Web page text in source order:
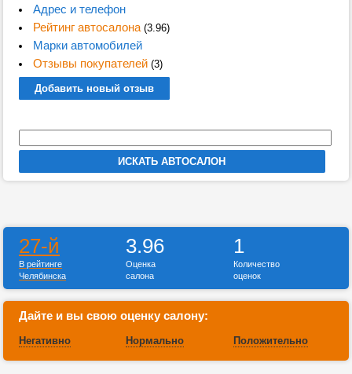
Адрес и телефон
Рейтинг автосалона(3.96)
Марки автомобилей
Отзывы покупателей(3)
Добавить новый отзыв
27-й
В рейтинге
Челябинска
3.96
Оценка
салона
1
Количество
оценок
Дайте и вы свою оценку салону:
Негативно Нормально Положительно